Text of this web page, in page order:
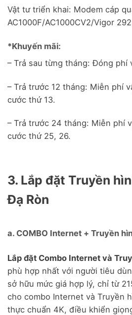
Vật tư triển khai: Modem cáp
AC1000F/AC1000CV2/Vigor
*Khuyến mãi:
– Trả sau từng tháng: Đóng phí
– Trả trước 12 tháng: Miễn phí
cước thứ 13.
– Trả trước 24 tháng: Miễn phí
cước thứ 25, 26.
3. Lắp đặt Truyền
Đạ Ròn
a. COMBO Internet + Truyền
Lắp đặt Combo Internet và
phù hợp nhất với người tiêu
sở hữu mức giá hợp lý, chỉ từ
cho combo Internet và Truyền
thực chuẩn 4K, điều khiển